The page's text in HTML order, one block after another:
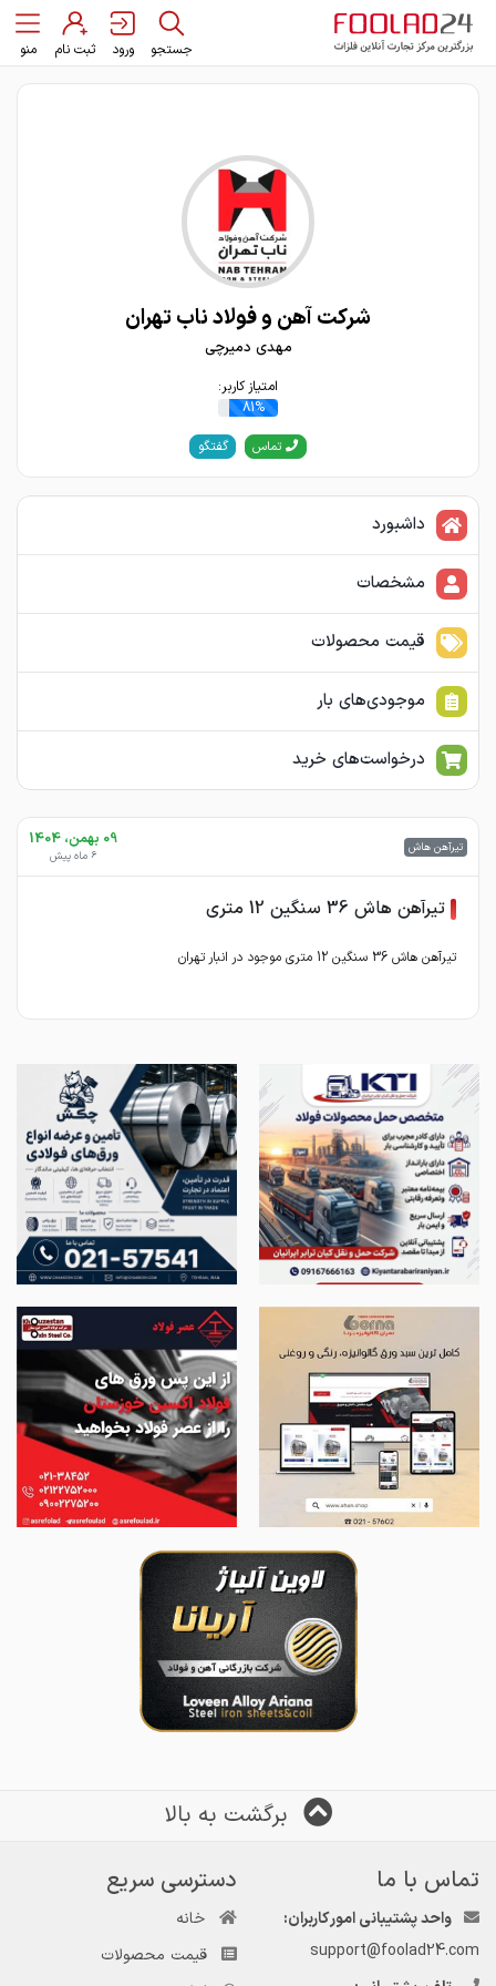
جستجو ورود ثبت نام منو
شرکت آهن و فولاد ناب تهران
مهدی دمیرچی
امتیاز کاربر:
81%
تماس گفتگو
داشبورد
مشخصات
قیمت محصولات
موجودی‌های بار
درخواست‌های خرید
تیرآهن هاش 09 بهمن، 1404
6 ماه پیش
تیرآهن هاش 36 سنگین 12 متری
تیرآهن هاش 36 سنگین 12 متری موجود در انبار تهران
برگشت به بالا
تماس با ما
واحد پشتیبانی امور کاربران:
support@foolad24.com
دسترسی سریع
خانه
قیمت محصولات